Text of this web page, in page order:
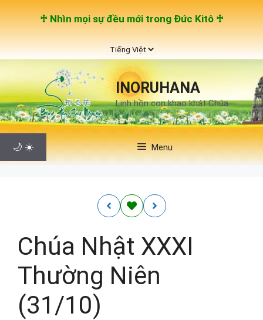
Chuyển
đến
nội
dung
♰ Nhìn mọi sự đều mới trong Đức Kitô ♰
Chọn
một
ngôn
ngữINORUHANA
Linh hồn con khao khát Chúa
🌙 ☀️ Menu
Chúa Nhật XXXI
Thường Niên
(31/10)